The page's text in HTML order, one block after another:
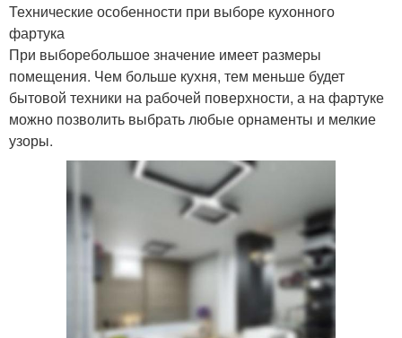
Технические особенности при выборе кухонного
фартука
При выборебольшое значение имеет размеры
помещения. Чем больше кухня, тем меньше будет
бытовой техники на рабочей поверхности, а на фартуке
можно позволить выбрать любые орнаменты и мелкие
узоры.